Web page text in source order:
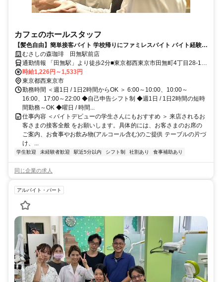
カフェのホールスタッフ
【髪色自由】簡単接客バイト 学校帰りにファミレスバイト バイト経験が
ない方も大歓迎 曜日や時間の希望も相談OK!! テスト時期などももちろ
ん考慮します!!
むさしの森珈琲 田無駅前店
通勤情報 「田無駅」より徒歩2分■東京都西東京市田無町4丁目28-17
田無マーブルビル2階
時給1,226円～1,533円
東京都西東京市
勤務時間 ＜週1日 / 1日2時間からOK ＞ 6:00～10:00、10:00～
16:00、17:00～22:00 ◆自己申告シフト制 ◆週1日 / 1日2時間の短時
間勤務～OK ◆曜日 / 時間...
仕事内容 ＜バイトデビューの学生さんにもおすすめ ＞ 来店されるお
客さまの接客全般 をお願いします。具体的には、お客さまのお席の
ご案内、お食事やお飲み物(アルコール含む)のご提供 テーブルの片づ
け、...
学生歓迎 未経験者歓迎 駅近5分以内 シフト制 社割あり 食事補助あり
同じ企業の求人
アルバイト・パート